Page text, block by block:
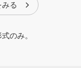
る
のみ。